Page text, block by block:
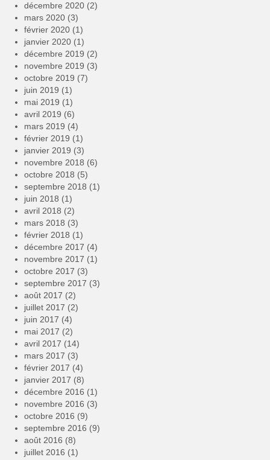
décembre 2020 (2)
mars 2020 (3)
février 2020 (1)
janvier 2020 (1)
décembre 2019 (2)
novembre 2019 (3)
octobre 2019 (7)
juin 2019 (1)
mai 2019 (1)
avril 2019 (6)
mars 2019 (4)
février 2019 (1)
janvier 2019 (3)
novembre 2018 (6)
octobre 2018 (5)
septembre 2018 (1)
juin 2018 (1)
avril 2018 (2)
mars 2018 (3)
février 2018 (1)
décembre 2017 (4)
novembre 2017 (1)
octobre 2017 (3)
septembre 2017 (3)
août 2017 (2)
juillet 2017 (2)
juin 2017 (4)
mai 2017 (2)
avril 2017 (14)
mars 2017 (3)
février 2017 (4)
janvier 2017 (8)
décembre 2016 (1)
novembre 2016 (3)
octobre 2016 (9)
septembre 2016 (9)
août 2016 (8)
juillet 2016 (1)